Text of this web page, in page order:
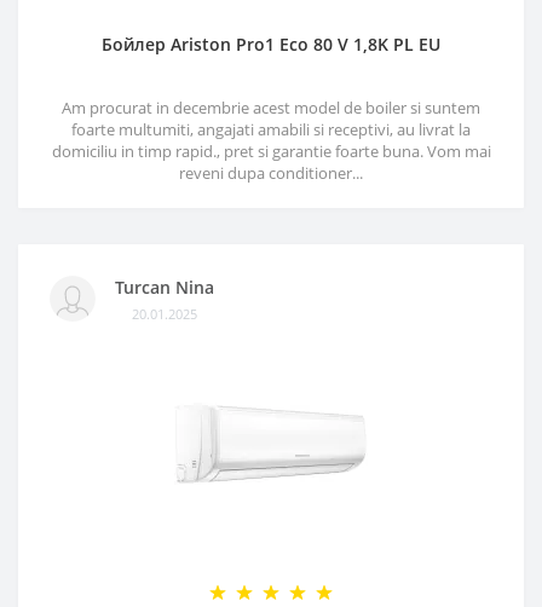
Бойлер Ariston Pro1 Eco 80 V 1,8K PL EU
Am procurat in decembrie acest model de boiler si suntem
foarte multumiti, angajati amabili si receptivi, au livrat la
domiciliu in timp rapid., pret si garantie foarte buna. Vom mai
reveni dupa conditioner...
Turcan Nina
20.01.2025